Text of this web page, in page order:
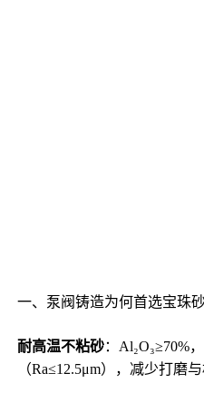
一、泵阀铸造为何首选宝珠
耐高温不粘砂：Al₂O₃≥70%
（Ra≤12.5μm），减少打磨